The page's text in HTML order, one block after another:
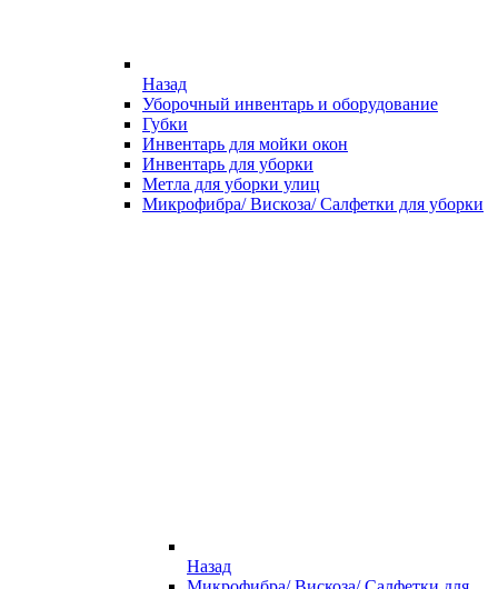
Назад
Уборочный инвентарь и оборудование
Губки
Инвентарь для мойки окон
Инвентарь для уборки
Метла для уборки улиц
Микрофибра/ Вискоза/ Салфетки для уборки
Назад